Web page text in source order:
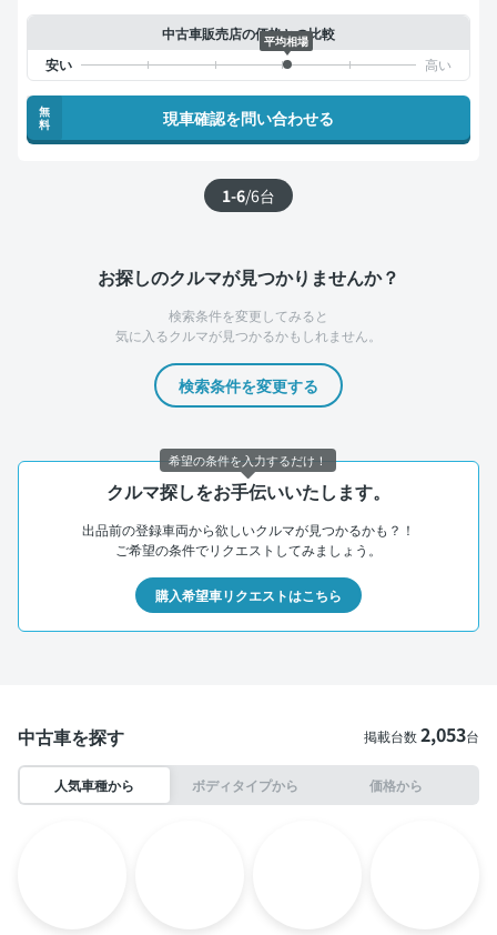
中古車販売店の価格との比較
平均相場
無
料
現車確認を問い合わせる
1-6/6台
お探しのクルマが見つかりませんか？
検索条件を変更してみると
気に入るクルマが見つかるかもしれません。
検索条件を変更する
クルマ探しをお手伝いいたします。
出品前の登録車両から欲しいクルマが見つかるかも？！
ご希望の条件でリクエストしてみましょう。
購入希望車リクエストはこちら
中古車を探す 掲載台数2,053台
人気車種から ボディタイプから 価格から
希望の条件を入力するだけ！